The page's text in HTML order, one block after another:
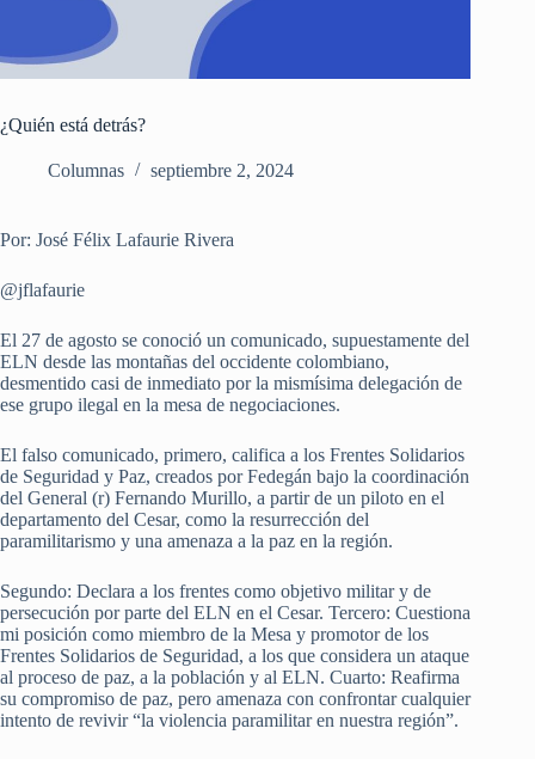
¿Quién está detrás?
Columnas septiembre 2, 2024
Por: José Félix Lafaurie Rivera
@jflafaurie
El 27 de agosto se conoció un comunicado, supuestamente del
ELN desde las montañas del occidente colombiano,
desmentido casi de inmediato por la mismísima delegación de
ese grupo ilegal en la mesa de negociaciones.
El falso comunicado, primero, califica a los Frentes Solidarios
de Seguridad y Paz, creados por Fedegán bajo la coordinación
del General (r) Fernando Murillo, a partir de un piloto en el
departamento del Cesar, como la resurrección del
paramilitarismo y una amenaza a la paz en la región.
Segundo: Declara a los frentes como objetivo militar y de
persecución por parte del ELN en el Cesar. Tercero: Cuestiona
mi posición como miembro de la Mesa y promotor de los
Frentes Solidarios de Seguridad, a los que considera un ataque
al proceso de paz, a la población y al ELN. Cuarto: Reafirma
su compromiso de paz, pero amenaza con confrontar cualquier
intento de revivir “la violencia paramilitar en nuestra región”.